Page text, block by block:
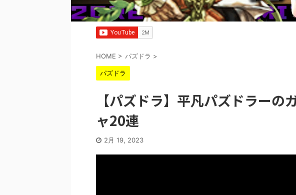
HOME > パズドラ >
パズドラ
【パズドラ】平凡パズドラーの
ャ20連
2月 19, 2023